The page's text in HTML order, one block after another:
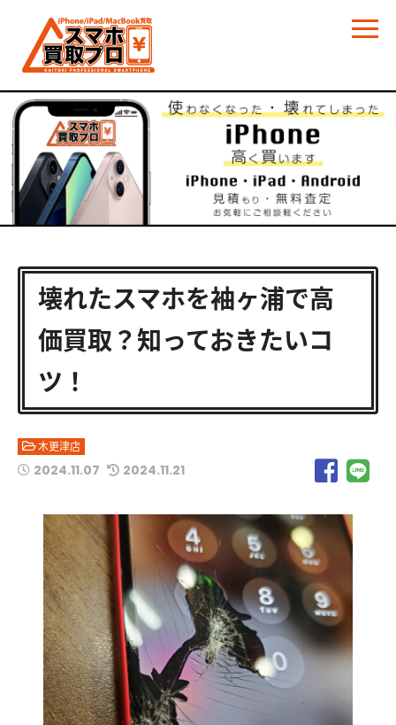
壊れたスマホを袖ヶ浦で高
価買取？知っておきたいコ
ツ！
木更津店
2024.11.07 2024.11.21